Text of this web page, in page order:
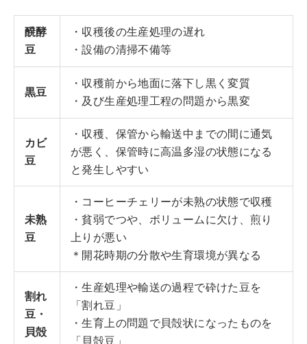
醗酵
豆
・収穫後の生産処理の遅れ
・設備の清掃不備等
黒豆
・収穫前から地面に落下し黒く変質
・及び生産処理工程の問題から黒変
カビ
豆
・収穫、保管から輸送中までの間に通気
が悪く、保管時に高温多湿の状態になる
と発生しやすい
未熟
豆
・コーヒーチェリーが未熟の状態で収穫
・貧弱でつや、ボリュームに欠け、煎り
上りが悪い
＊開花時期の分散や生育環境が異なる
割れ
豆・
貝殻
・生産処理や輸送の過程で砕けた豆を
「割れ豆」
・生育上の問題で貝殻状になったものを
「貝殻豆」